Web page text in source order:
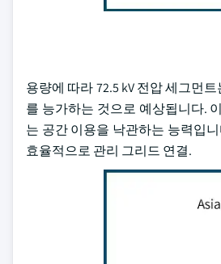
용량에 따라 72.5 kV 전압 세그먼
를 능가하는 것으로 예상됩니다.
는 공간 이용을 낙관하는 능력입
효율적으로 관리 그리드 연결.